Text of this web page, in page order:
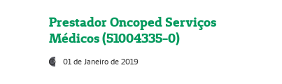
Prestador Oncoped Serviços
Médicos (51004335-0)
01 de Janeiro de 2019